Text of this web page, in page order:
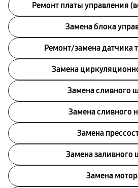
Ремонт платы управления
Замена блока
Ремонт/замена датчика
Замена
Замена сливного
Замена сливного
Замена
Замена заливного
Замена